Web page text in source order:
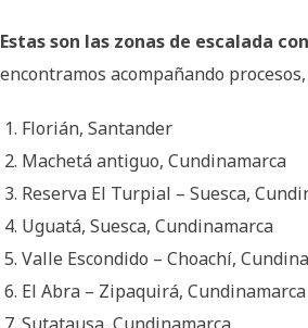
Estas son las zonas de escalada
encontramos acompañando
Florián, Santander
Machetá antiguo, Cundinamarca
Reserva El Turpial – Suesca,
Uguatá, Suesca, Cundinamarca
Valle Escondido – Choachí,
El Abra – Zipaquirá, Cundinamarca